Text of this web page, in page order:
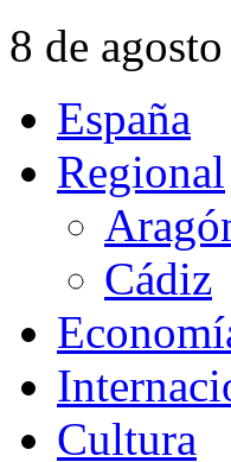
8 de
España
Regional
Cádiz
Cultura